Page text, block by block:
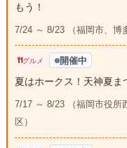
もう！
7/24 ～ 8/23 （福岡市、博
グルメ 開催中
夏はホークス！天神夏
7/17 ～ 8/23 （福岡市役所
区）